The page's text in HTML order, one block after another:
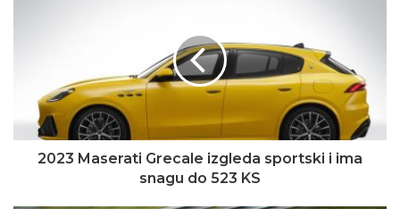
2023 Maserati Grecale izgleda sportski i ima
snagu do 523 KS